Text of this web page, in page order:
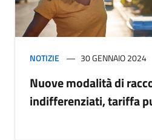
NOTIZIE 30 GENNAIO 2024
Nuove modalità di
indifferenziati, tariffa